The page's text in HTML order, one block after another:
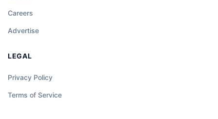
Careers
Advertise
LEGAL
Privacy Policy
Terms of Service